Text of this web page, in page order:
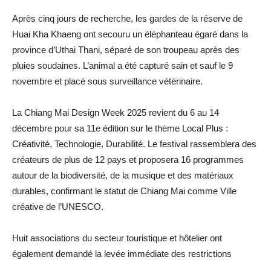
Après cinq jours de recherche, les gardes de la réserve de
Huai Kha Khaeng ont secouru un éléphanteau égaré dans la
province d’Uthai Thani, séparé de son troupeau après des
pluies soudaines. L’animal a été capturé sain et sauf le 9
novembre et placé sous surveillance vétérinaire.
La Chiang Mai Design Week 2025 revient du 6 au 14
décembre pour sa 11e édition sur le thème Local Plus :
Créativité, Technologie, Durabilité. Le festival rassemblera des
créateurs de plus de 12 pays et proposera 16 programmes
autour de la biodiversité, de la musique et des matériaux
durables, confirmant le statut de Chiang Mai comme Ville
créative de l’UNESCO.
Huit associations du secteur touristique et hôtelier ont
également demandé la levée immédiate des restrictions